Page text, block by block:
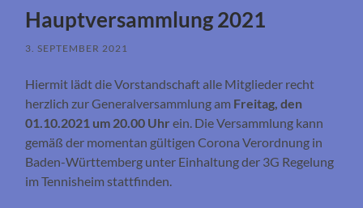
Hauptversammlung 2021
3. SEPTEMBER 2021
Hiermit lädt die Vorstandschaft alle Mitglieder recht
herzlich zur Generalversammlung am Freitag, den
01.10.2021 um 20.00 Uhr ein. Die Versammlung kann
gemäß der momentan gültigen Corona Verordnung in
Baden-Württemberg unter Einhaltung der 3G Regelung
im Tennisheim stattfinden.